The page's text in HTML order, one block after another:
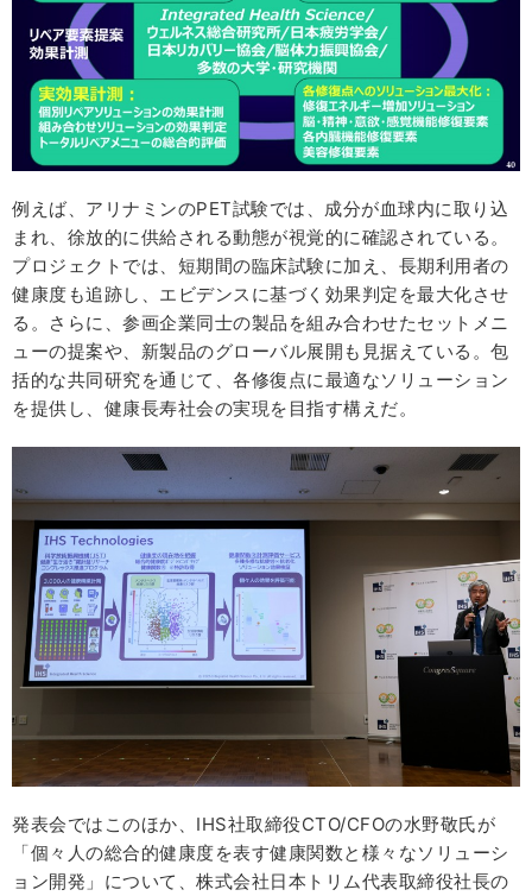
例えば、アリナミンのPET試験では、成分が血球内に取り込
まれ、徐放的に供給される動態が視覚的に確認されている。
プロジェクトでは、短期間の臨床試験に加え、長期利用者の
健康度も追跡し、エビデンスに基づく効果判定を最大化させ
る。さらに、参画企業同士の製品を組み合わせたセットメニ
ューの提案や、新製品のグローバル展開も見据えている。包
括的な共同研究を通じて、各修復点に最適なソリューション
を提供し、健康長寿社会の実現を目指す構えだ。
発表会ではこのほか、IHS社取締役CTO/CFOの水野敬氏が
「個々人の総合的健康度を表す健康関数と様々なソリューシ
ョン開発」について、株式会社日本トリム代表取締役社長の